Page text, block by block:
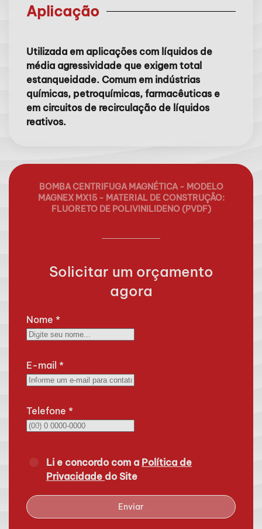
Aplicação
Utilizada em aplicações com líquidos de
média agressividade que exigem total
estanqueidade. Comum em indústrias
químicas, petroquímicas, farmacêuticas e
em circuitos de recirculação de líquidos
reativos.
BOMBA CENTRIFUGA MAGNÉTICA - MODELO
MAGNEX MX15 - MATERIAL DE CONSTRUÇÃO:
FLUORETO DE POLIVINILIDENO (PVDF)
Solicitar um orçamento
agora
Nome *
E-mail *
Telefone *
Li e concordo com a Política de
Privacidade do Site
Enviar